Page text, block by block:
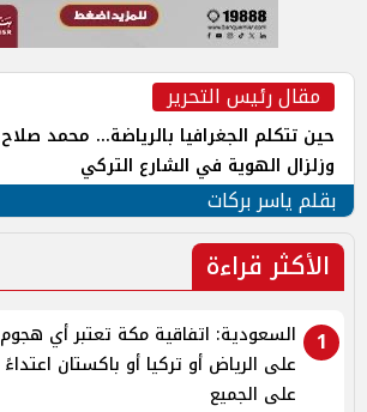
مقال رئيس التحرير
حين تتكلم الجغرافيا بالرياضة... محمد صلاح
وزلزال الهوية في الشارع التركي
بقلم ياسر بركات
الأكثر قراءة
1
السعودية: اتفاقية مكة تعتبر أي هجوم
على الرياض أو تركيا أو باكستان اعتداءً
على الجميع